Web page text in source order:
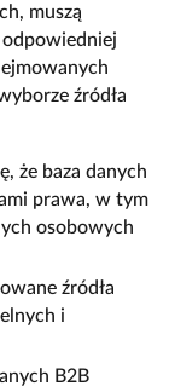
muszą
źródła
że baza danych
prawa, w tym
osobowych
źródła
i
B2B